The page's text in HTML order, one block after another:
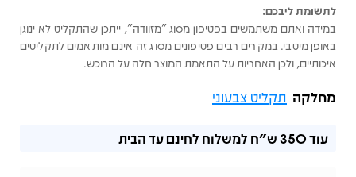
לתשומת ליבכם:
במידה ואתם משתמשים בפטיפון מסוג "מזוודה", ייתכן שהתקליט לא ינוגן
באופן מיטבי. במקרים רבים פטיפונים מסוג זה אינם מותאמים לתקליטים
איכותיים, ולכן האחריות על התאמת המוצר חלה על הרוכש.
מחלקה תקליט צבעוני
עוד350 ש"ח למשלוח לחינם עד הבית